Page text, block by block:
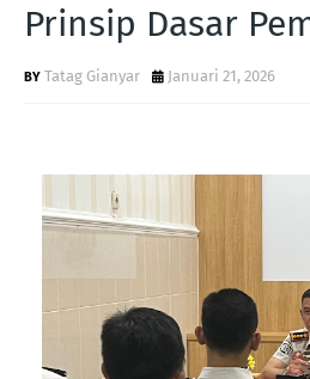
Prinsip Dasar
Tatag Gianyar Januari 21, 2026